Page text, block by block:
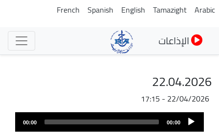
تجاوز
Arabic
Tamazight
English
Spanish
French
الإذاعات
22.04.2026
22/04/2026 - 17:15
ملف
الصوت
Audio
Player
00:00
00:00